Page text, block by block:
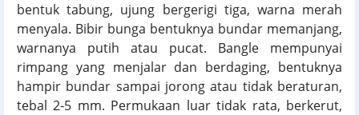
bentuk tabung, ujung bergerigi tiga, warna merah
menyala. Bibir bunga bentuknya bundar memanjang,
warnanya putih atau pucat. Bangle mempunyai
rimpang yang menjalar dan berdaging, bentuknya
hampir bundar sampai jorong atau tidak beraturan,
tebal 2-5 mm. Permukaan luar tidak rata, berkerut,